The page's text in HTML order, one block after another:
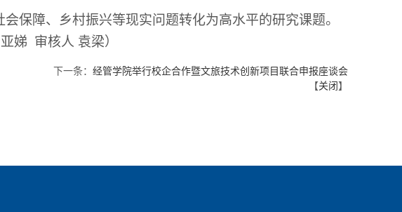
保障、乡村振兴等现实问题转化为高水平的研究课题。
娣 审核人 袁梁）
下一条： 经管学院举行校企合作暨文旅技术创新项目联合申报座谈会
【关闭 】